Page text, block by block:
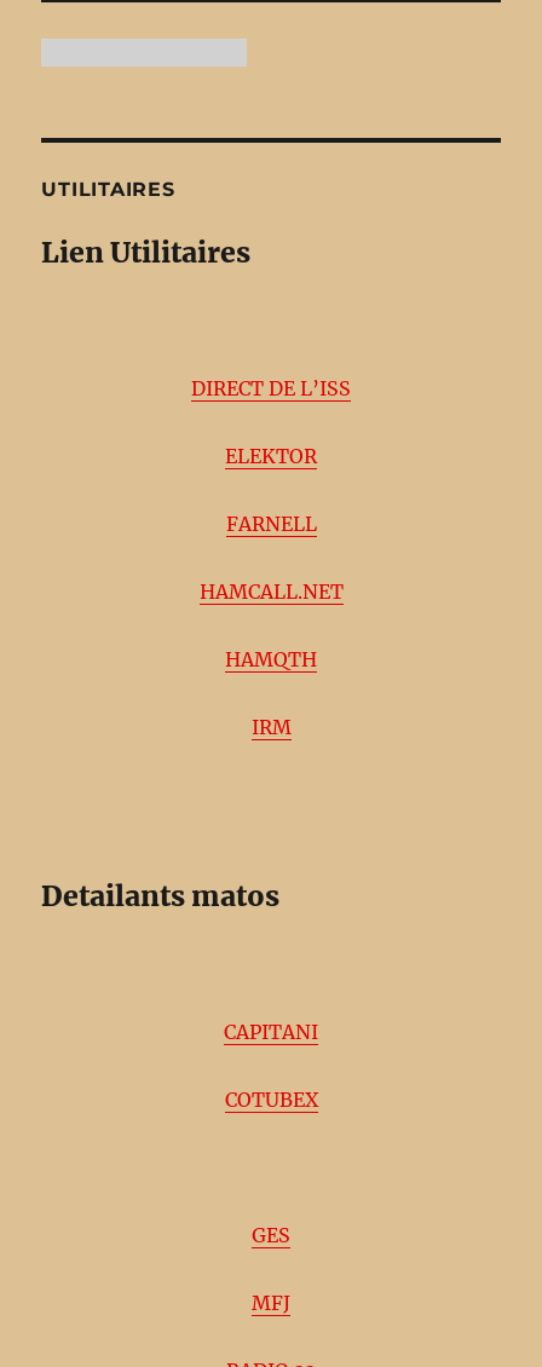
UTILITAIRES
Lien Utilitaires
DIRECT DE L’ISS
ELEKTOR
FARNELL
HAMCALL.NET
HAMQTH
IRM
Detailants matos
CAPITANI
COTUBEX
GES
MFJ